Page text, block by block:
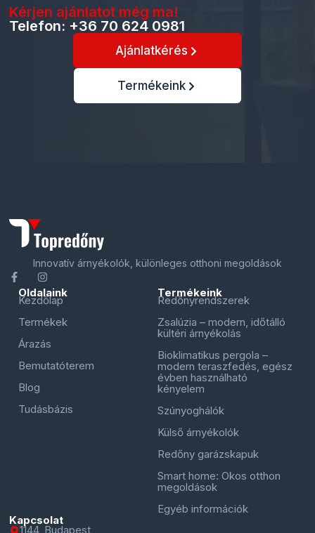
Kérjen ajánlatot még ma!
Telefon: +36 70 624 0981
Ajánlatkérés
Termékeink
Innovatív árnyékolók, különleges otthoni megoldások
Oldalaink
Kezdőlap
Termékek
Árazás
Bemutatóterem
Blog
Tudásbázis
Termékeink
Redőnyrendszerek
Zsalúzia – modern, időtálló
kültéri árnyékolás
Bioklimatikus pergola –
modern teraszfedés, egész
évben használható
kényelem
Szúnyoghálók
Külső árnyékolók
Redőny garázskapuk
Smart home: Okos otthon
megoldások
Egyéb információk
Kapcsolat
1144, Budapest